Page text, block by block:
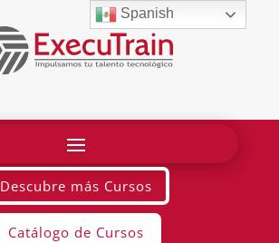
Descubre más Cursos
Catálogo de Cursos
Spanish